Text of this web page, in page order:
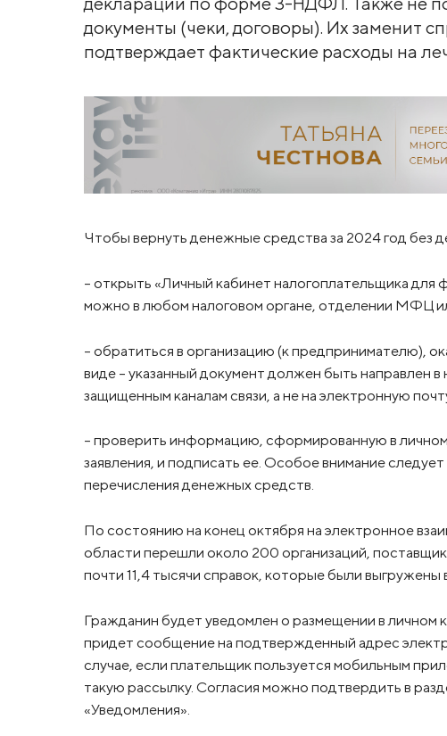
документы (чеки, договоры). Их заменит
подтверждает фактические расходы на
Чтобы вернуть денежные средства за 2024 год без
– открыть «Личный кабинет налогоплательщика для
можно в любом налоговом органе, отделении МФЦ
– обратиться в организацию (к предпринимателю),
виде – указанный документ должен быть направлен в
защищенным каналам связи, а не на электронную
– проверить информацию, сформированную в
заявления, и подписать ее. Особое внимание
перечисления денежных средств.
По состоянию на конец октября на электронное
области перешли около 200 организаций,
почти 11,4 тысячи справок, которые были выгружены
Гражданин будет уведомлен о размещении в личном
придет сообщение на подтвержденный адрес
случае, если плательщик пользуется мобильным
такую рассылку. Согласия можно подтвердить в
«Уведомления».